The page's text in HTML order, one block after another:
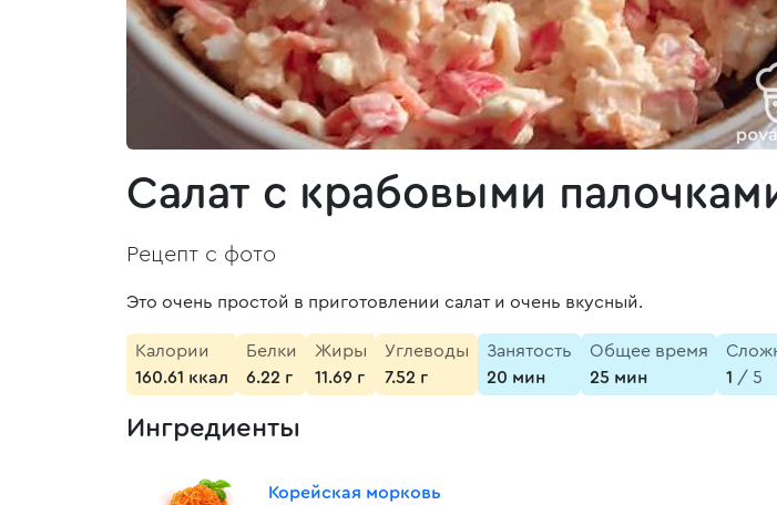
Салат с крабовыми
Рецепт с фото
Это очень простой в приготовлении салат и очень вкусный.
Калории
160.61 ккал
Белки
6.22 г
Жиры
11.69 г
Углеводы
7.52 г
Занятость
20 мин
Общее время
25 мин
1 / 5
Ингредиенты
Корейская морковь